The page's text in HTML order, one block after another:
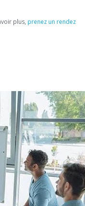
plus, prenez un rendez